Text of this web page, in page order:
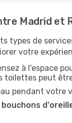
Madrid et
types de
votre
à l'espace
toilettes peut
pendant votre